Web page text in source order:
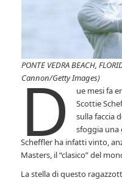
PONTE VEDRA BEACH,
Cannon/Getty Images)
D
ue mesi fa
Scottie
sulla faccia
sfoggia una
Scheffler ha infatti vinto,
Masters, il “clasico” del
La stella di questo